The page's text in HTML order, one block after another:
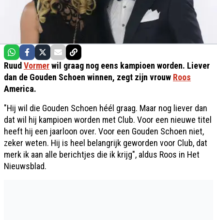
Ruud Vormerwil graag nog eens kampioen worden. Liever
dan de Gouden Schoen winnen, zegt zijn vrouw Roos
America.
"Hij wil die Gouden Schoen héél graag. Maar nog liever dan
dat wil hij kampioen worden met Club. Voor een nieuwe titel
heeft hij een jaarloon over. Voor een Gouden Schoen niet,
zeker weten. Hij is heel belangrijk geworden voor Club, dat
merk ik aan alle berichtjes die ik krijg", aldus Roos in Het
Nieuwsblad.